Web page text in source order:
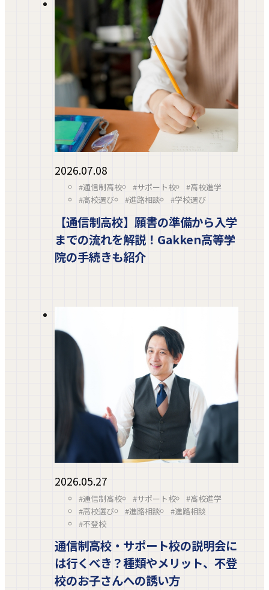
2026.07.08
#通信制高校 #サポート校
#高校進学
#高校選び
#進路相談 #学校選び
【通信制高校】願書の準備から入学
までの流れを解説！Gakken高等学
院の手続きも紹介
2026.05.27
#通信制高校 #サポート校
#高校進学
#高校選び
#進路相談
#進路相談
#不登校
通信制高校・サポート校の説明会に
は行くべき？種類やメリット、不登
校のお子さんへの誘い方